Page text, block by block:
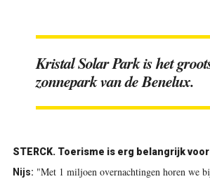
Kristal Solar Park is het
zonnepark van de Benelux.
STERCK. Toerisme is erg belangrijk
Nijs: "Met 1 miljoen overnachtingen horen we